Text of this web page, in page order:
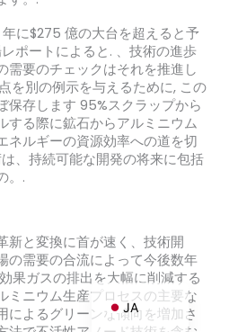
に$275 億の大台を超えると予
ポートによると. 、技術の進歩
需要のチェックはそれを推進し
を別の例示を与えるために, この
保存します 95%スクラップから
する際に鉱石からアルミニウム
ネルギーの資源効率への道を切
、持続可能な開発の将来に包括
。.
新と変換に首が速く、技術開
の需要の合流によって今後数年
果ガスの排出を大幅に削減する
ミニウム生産プロセスの主要な
によるグリーンな傾向を増加さ
JA
EN
DE
IT
KO
PT
RU
ES